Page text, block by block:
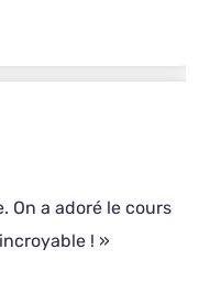
On a adoré le cours
! »